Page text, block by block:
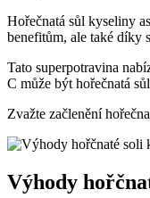
Hořečnatá sůl kyseliny
benefitům, ale také díky
Tato superpotravina
C může být hořečnatá
Zvažte začlenění
Výhody